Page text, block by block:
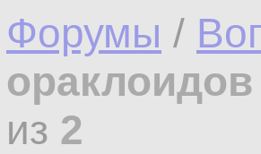
Форумы /
ораклоидов
из 2